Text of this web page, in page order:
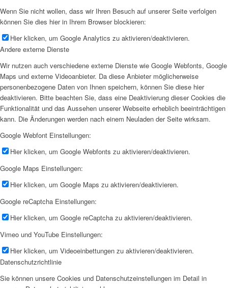
Wenn Sie nicht wollen, dass wir Ihren Besuch auf unserer Seite verfolgen
können Sie dies hier in Ihrem Browser blockieren:
Hier klicken, um Google Analytics zu aktivieren/deaktivieren.
Andere externe Dienste
Wir nutzen auch verschiedene externe Dienste wie Google Webfonts, Google
Maps und externe Videoanbieter. Da diese Anbieter möglicherweise
personenbezogene Daten von Ihnen speichern, können Sie diese hier
deaktivieren. Bitte beachten Sie, dass eine Deaktivierung dieser Cookies die
Funktionalität und das Aussehen unserer Webseite erheblich beeinträchtigen
kann. Die Änderungen werden nach einem Neuladen der Seite wirksam.
Google Webfont Einstellungen:
Hier klicken, um Google Webfonts zu aktivieren/deaktivieren.
Google Maps Einstellungen:
Hier klicken, um Google Maps zu aktivieren/deaktivieren.
Google reCaptcha Einstellungen:
Hier klicken, um Google reCaptcha zu aktivieren/deaktivieren.
Vimeo und YouTube Einstellungen:
Hier klicken, um Videoeinbettungen zu aktivieren/deaktivieren.
Datenschutzrichtlinie
Sie können unsere Cookies und Datenschutzeinstellungen im Detail in